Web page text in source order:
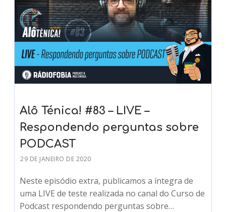
Alô Ténica! #83 – LIVE –
Respondendo perguntas sobre
PODCAST
29 DE JANEIRO DE 2020
Neste episódio extra, publicamos a íntegra de
uma LIVE de teste realizada no canal do Curso de
Podcast respondendo perguntas sobre…